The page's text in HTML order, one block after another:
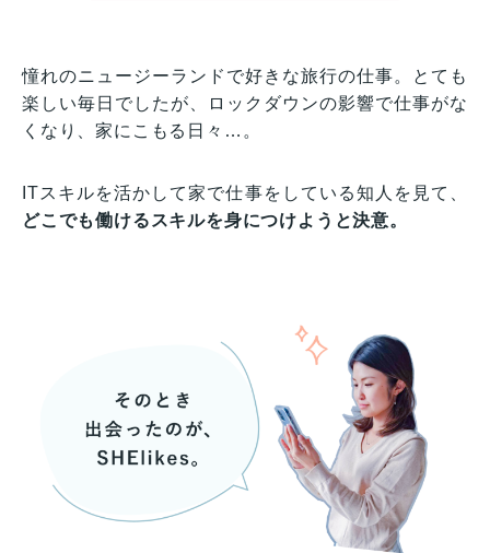
憧れのニュージーランドで好きな旅行の仕事。とても
楽しい毎日でしたが、ロックダウンの影響で仕事がな
くなり、家にこもる日々…。
ITスキルを活かして家で仕事をしている知人を見て、
どこでも働けるスキルを身につけようと決意。